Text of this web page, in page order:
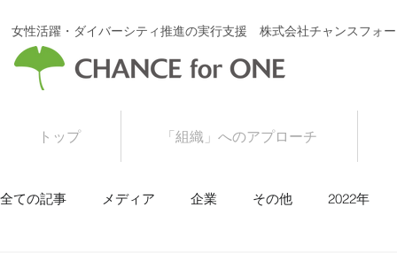
女性活躍・ダイバーシティ推進の実行支援 株式会社チャンスフォ
トップ 「組織」へのアプローチ
全ての記事 メディア 企業 その他 2022年